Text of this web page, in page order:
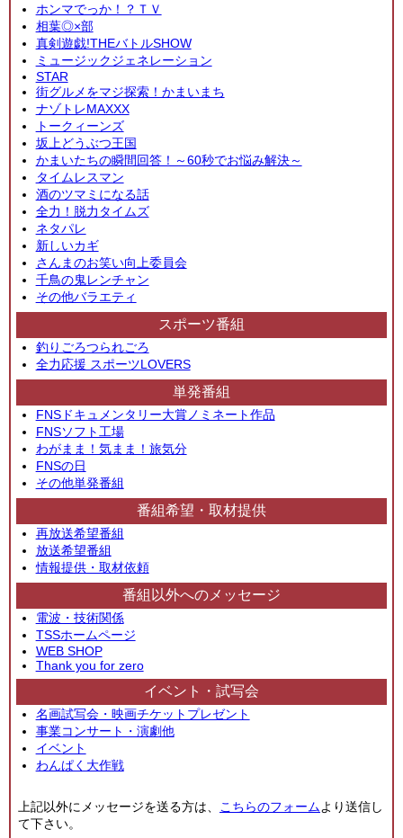
ホンマでっか！？ＴＶ
相葉◎×部
真剣遊戯!THEバトルSHOW
ミュージックジェネレーション
STAR
街グルメをマジ探索！かまいまち
ナゾトレMAXXX
トークィーンズ
坂上どうぶつ王国
かまいたちの瞬間回答！～60秒でお悩み解決～
タイムレスマン
酒のツマミになる話
全力！脱力タイムズ
ネタパレ
新しいカギ
さんまのお笑い向上委員会
千鳥の鬼レンチャン
その他バラエティ
スポーツ番組
釣りごろつられごろ
全力応援 スポーツLOVERS
単発番組
FNSドキュメンタリー大賞ノミネート作品
FNSソフト工場
わがまま！気まま！旅気分
FNSの日
その他単発番組
番組希望・取材提供
再放送希望番組
放送希望番組
情報提供・取材依頼
番組以外へのメッセージ
電波・技術関係
TSSホームページ
WEB SHOP
Thank you for zero
イベント・試写会
名画試写会・映画チケットプレゼント
事業コンサート・演劇他
イベント
わんぱく大作戦
上記以外にメッセージを送る方は、 こちらのフォームより送信し
て下さい。